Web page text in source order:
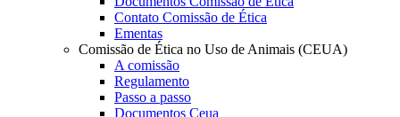
Contato Comissão de Ética
Ementas
Comissão de Ética no Uso de Animais (CEUA)
A comissão
Regulamento
Passo a passo
Documentos Ceua